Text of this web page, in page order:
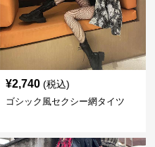
¥2,740 (税込)
ゴシック風セクシー網タイツ